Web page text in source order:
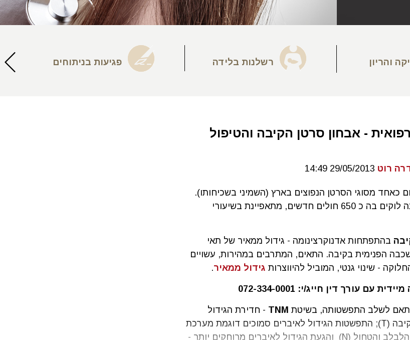
והריון רשלנות בלידה פגיעות בניתוחים
- אבחון סרטן הקיבה והטיפול
רוט 29/05/2013 14:49
כאחד מסוגי הסרטן הנפוצים בארץ (השמיני בשכיחותו).
המחלה, אשר מדי שנה לוקים בה כ 650 חולים חדשים, מתאפיינת בשיעורי
בהתפתחות אדנוקרצינומה - גידול ממאיר של תאי
הפנימית בקיבה. התאים, המתרבים במהירות, עשויים
- שינוי גנטי, המוביל להיווצרות גידול ממאיר.
עם עורך דין חייג/י: 072-334-0001
לשלב התפשטותה, בשיטת TNM - חדירת הגידול
לשכבות הדופן של הקיבה (T); התפשטות הגידול לאיברים סמוכים דוגמת מערכת
הלימפה, המעי הדק, הלבלב והטחול (N) והגעת הגידול לאיברים מרוחקים יותר -